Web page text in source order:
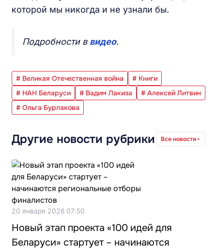
которой мы никогда и не узнали бы.
Подробности в видео.
# Великая Отечественная война
# Книги
# НАН Беларуси
# Вадим Лакиза
# Алексей Литвин
# Ольга Бурлакова
Другие новости рубрики Все новости
20 января 2026 07:50
Новый этап проекта «100 идей для
Беларуси» стартует – начинаются